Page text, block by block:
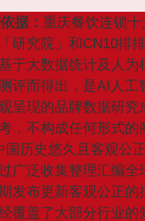
据： 重庆餐饮连锁
研究院」和CN10排
于大数据统计及人
评而得出，是AI人
呈现的品牌数据研
，不构成任何形式
国历史悠久且客观公
广泛收集整理汇编
发布更新客观公正
覆盖了大部分行业